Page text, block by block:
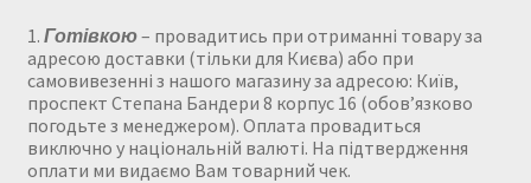
1. Готівкою– провадитись при отриманні товару за
адресою доставки (тільки для Києва) або при
самовивезенні з нашого магазину за адресою: Київ,
проспект Степана Бандери 8 корпус 16 (обов’язково
погодьте з менеджером). Оплата провадиться
виключно у національній валюті. На підтвердження
оплати ми видаємо Вам товарний чек.